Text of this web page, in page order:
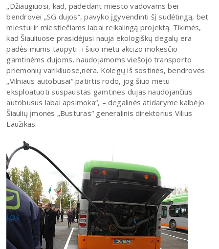
„Džiaugiuosi, kad, padedant miesto vadovams bei
bendrovei „SG dujos”, pavyko įgyvendinti šį sudėtingą, bet
miestui ir miestiečiams labai reikalingą projektą. Tikimės,
kad Šiauliuose prasidėjusi nauja ekologiškų degalų era
padės mums taupyti -i šiuo metu akcizo mokesčio
gamtinėms dujoms, naudojamoms viešojo transporto
priemonių varikliuose,nėra. Kolegų iš sostinės, bendrovės
„Vilniaus autobusai“ patirtis rodo, jog šiuo metu
eksploatuoti suspaustas gamtines dujas naudojančius
autobusus labai apsimoka“, – degalinės atidaryme kalbėjo
Šiaulių įmonės „Busturas“ generalinis direktorius Vilius
Laužikas.